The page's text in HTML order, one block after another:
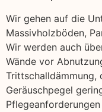
Wir gehen auf die
Massivholzböden,
Wir werden auch
Wände vor
Trittschalldämmung,
Geräuschpegel